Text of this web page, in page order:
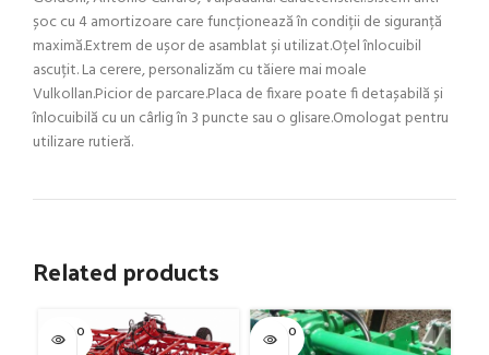
șoc cu 4 amortizoare care funcționează în condiții de siguranță
maximă.Extrem de ușor de asamblat și utilizat.Oțel înlocuibil
ascuțit. La cerere, personalizăm cu tăiere mai moale
Vulkollan.Picior de parcare.Placa de fixare poate fi detașabilă și
înlocuibilă cu un cârlig în 3 puncte sau o glisare.Omologat pentru
utilizare rutieră.
Related products
SOLD O
UT
SOLD O
UT